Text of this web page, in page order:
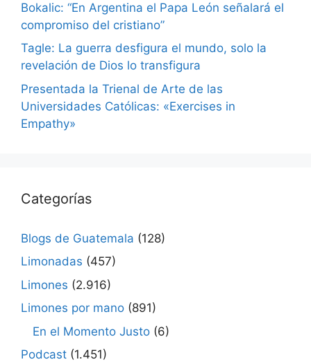
Bokalic: “En Argentina el Papa León señalará el
compromiso del cristiano”
Tagle: La guerra desfigura el mundo, solo la
revelación de Dios lo transfigura
Presentada la Trienal de Arte de las
Universidades Católicas: «Exercises in
Empathy»
Categorías
Blogs de Guatemala (128)
Limonadas (457)
Limones (2.916)
Limones por mano (891)
En el Momento Justo (6)
Podcast (1.451)